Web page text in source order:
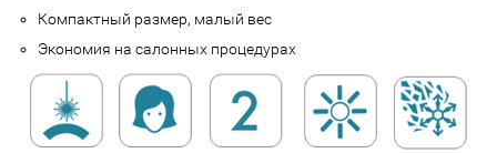
Компактный размер, малый вес
Экономия на салонных процедурах